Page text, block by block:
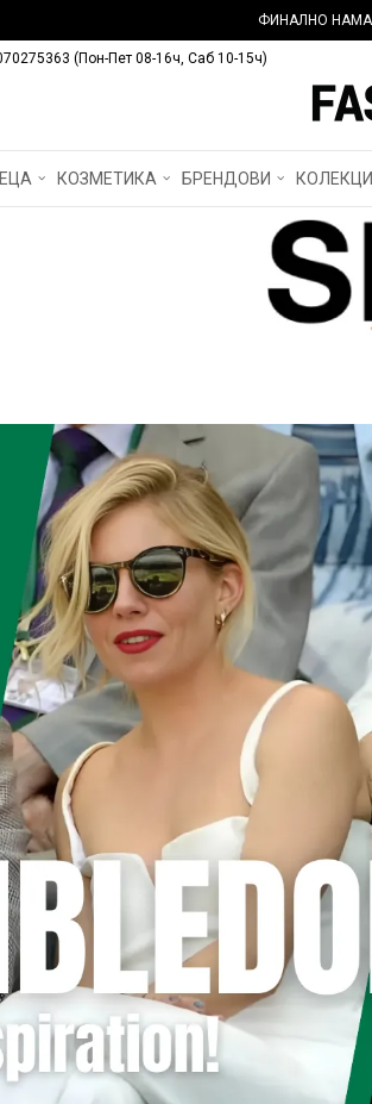
ФИНАЛНО
(Пон-Пет 08-16ч, Саб 10-15ч)
КОЗМЕТИКА БРЕНДОВИ